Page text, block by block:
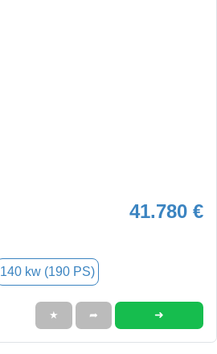
41.780 €
140 kw (190 PS)
★ ➦ ➜